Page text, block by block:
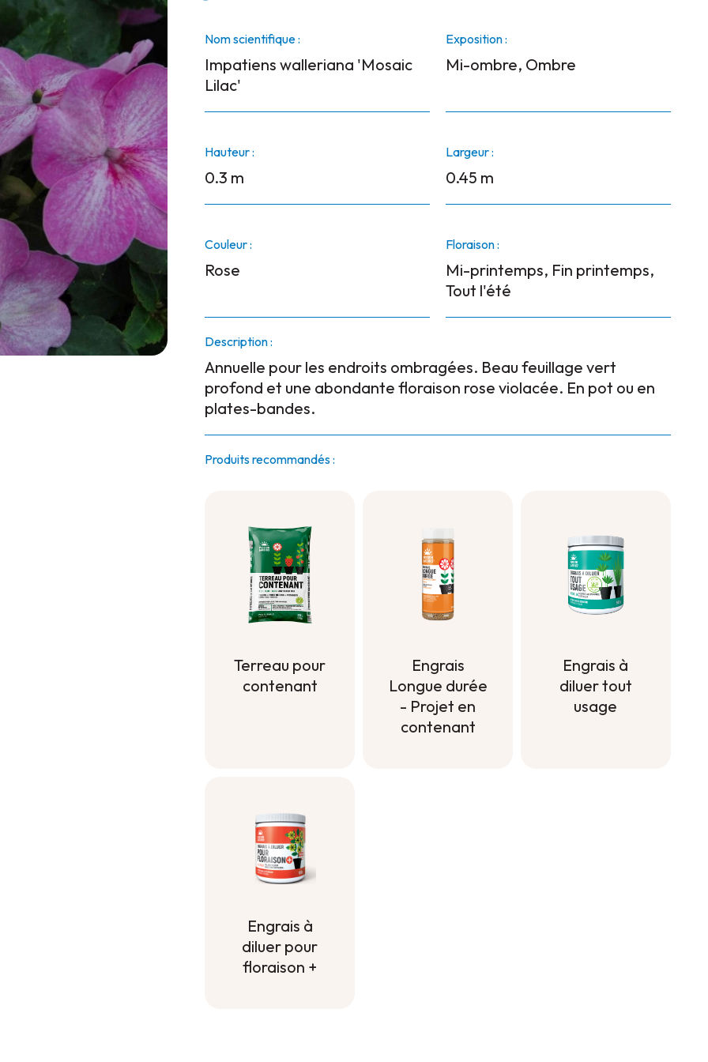
Nom scientifique :
Impatiens walleriana 'Mosaic
Lilac'
Exposition :
Mi-ombre, Ombre
Hauteur :
0.3 m
Largeur :
0.45 m
Couleur :
Rose
Floraison :
Mi-printemps, Fin printemps,
Tout l'été
Description :
Annuelle pour les endroits ombragées. Beau feuillage vert
profond et une abondante floraison rose violacée. En pot ou en
plates-bandes.
Produits recommandés :
Terreau pour
contenant
Engrais
Longue durée
- Projet en
contenant
Engrais à
diluer tout
usage
Engrais à
diluer pour
floraison +